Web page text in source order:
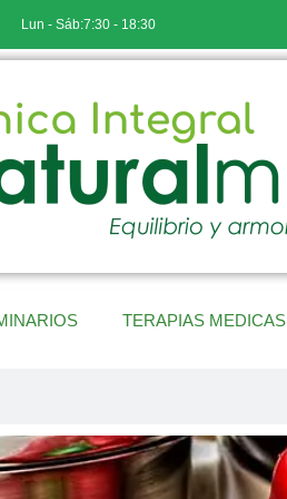
Lun - Sáb:7:30 - 18:30
TERAPIAS MEDICAS